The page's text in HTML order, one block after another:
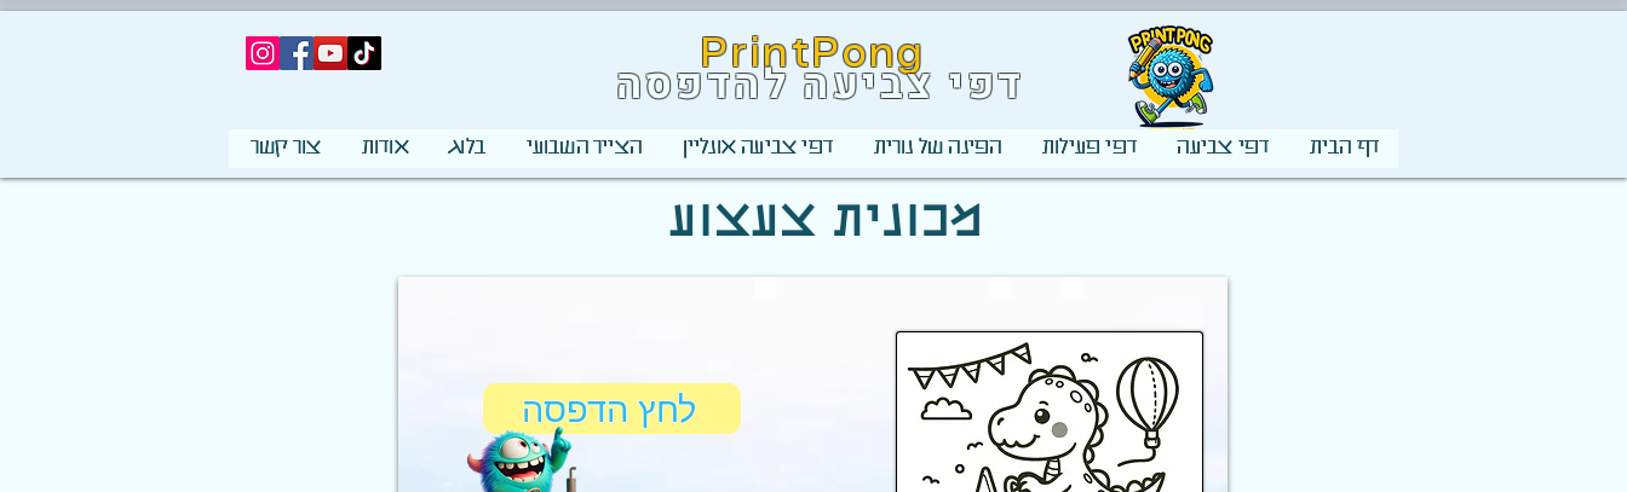
PrintPong
דפי צביעה להדפסה
דף הבית דפי צביעה דפי פעילות הפינה של נורית דפי צביעה אונליין הצייר השבועי בלוג אודות צור קשר
מכונית צעצוע
לחץ הדפסה